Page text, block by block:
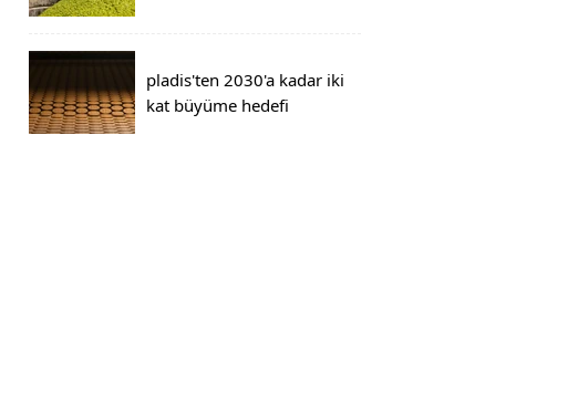
pladis'ten 2030'a kadar iki
kat büyüme hedefi